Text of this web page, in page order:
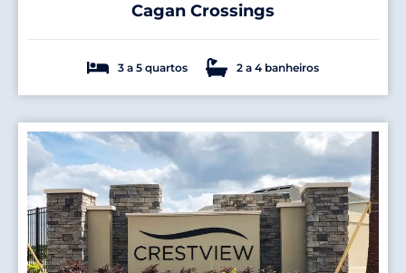
Cagan Crossings
3 a 5 quartos 2 a 4 banheiros